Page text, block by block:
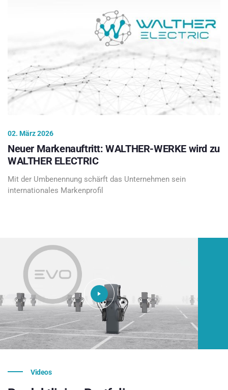
02. März 2026
Neuer Markenauftritt: WALTHER-WERKE wird zu
WALTHER ELECTRIC
Mit der Umbenennung schärft das Unternehmen sein
internationales Markenprofil
Videos